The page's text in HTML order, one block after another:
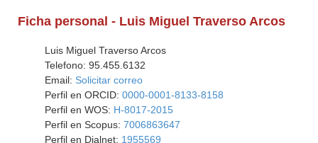
Ficha personal - Luis Miguel Traverso Arcos
Luis Miguel Traverso Arcos
Telefono: 95.455.6132
Email: Solicitar correo
Perfil en ORCID: 0000-0001-8133-8158
Perfil en WOS: H-8017-2015
Perfil en Scopus: 7006863647
Perfil en Dialnet: 1955569